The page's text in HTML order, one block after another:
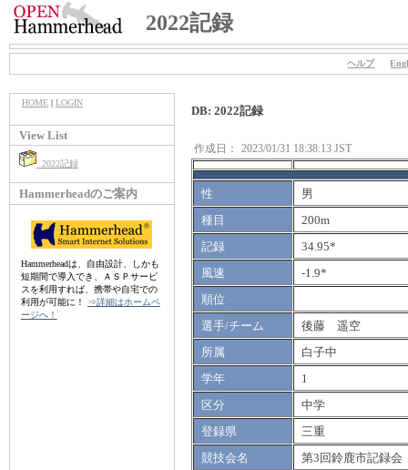
2022記録
ヘルプ
HOME| LOGIN
View List
2022記録
Hammerheadのご案内
Hammerheadは、自由設計、しかも
短期間で導入でき、ＡＳＰサービ
スを利用すれば、携帯や自宅での
利用が可能に！
⇒詳細はホームペ
ージへ！
DB: 2022記録
作成日： 2023/01/31 18:38:13 JST
性
男
種目
200m
記録
34.95*
風速
-1.9*
順位
選手/チーム
後藤 遥空
所属
白子中
学年
1
区分
中学
登録県
三重
競技会名
第3回鈴鹿市記録会